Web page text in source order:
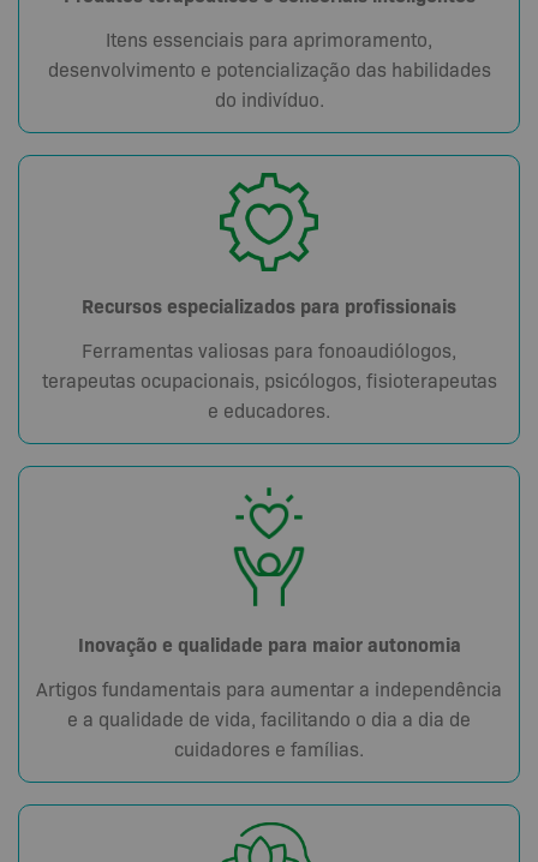
Itens essenciais para aprimoramento,
desenvolvimento e potencialização das habilidades
do indivíduo.
Recursos especializados para profissionais
Ferramentas valiosas para fonoaudiólogos,
terapeutas ocupacionais, psicólogos, fisioterapeutas
e educadores.
Inovação e qualidade para maior autonomia
Artigos fundamentais para aumentar a independência
e a qualidade de vida, facilitando o dia a dia de
cuidadores e famílias.